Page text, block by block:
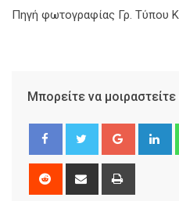
Πηγή φωτογραφίας Γρ. Τύπου
Μπορείτε να
Google+
Reddit
Share